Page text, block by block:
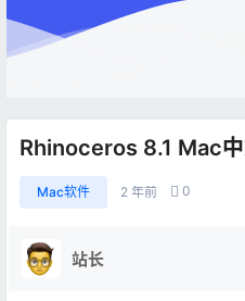
Rhinoceros 8.1 Mac
Mac软件 2 年前 0
站长